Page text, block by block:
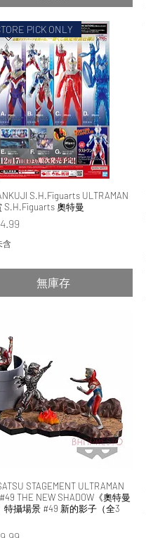
快速瀏覽
PICK ONLY
S.H.Figuarts ULTRAMAN
S.H.Figuarts 奧特曼
含
無庫存
快速瀏覽
STAGEMENT ULTRAMAN
THE NEW SHADOW《奧特曼
特攝場景 #49 新的影子（全3